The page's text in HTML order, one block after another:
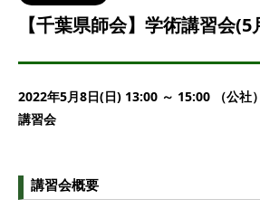
【千葉県師会】学術講習会(5
2022年5月8日(日) 13:00 ～ 15:00 （公社
講習会
講習会概要